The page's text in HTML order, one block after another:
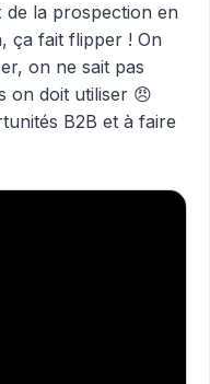
la prospection en
ça fait flipper ! On
on ne sait pas
on doit utiliser 😠
B2B et à faire